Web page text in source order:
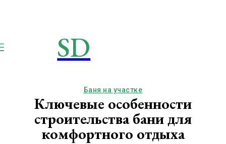
SD
Баня на участке
Ключевые особенности
строительства бани для
комфортного отдыха